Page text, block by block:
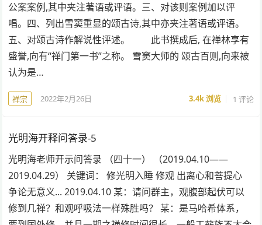
公案案例,其中夹注著语或评语。三、对该则案例加以评
唱。四、列出雪窦重显的颂古诗,其中亦夹注著语或评语。
五、对颂古诗作解说性评述。 此书撰成后, 在禅林享有
盛誉,向有“禅门第一书”之称。 雪窦大师的 颂古百则,向来被
认为是…
禅宗 2022年2月26日 3.4k浏览 1 评论
光明海开释问答录-5
光明海老师开示问答录 （四十一） （2019.04.10——
2019.04.29） 关键词： 修光明入睡 修观 出离心和菩提心
争论无意义... 2019.04.10 某：请问群主，观腹部起伏可以
修到几禅？和观呼吸法一样殊胜吗？ 某：是马哈希体系，